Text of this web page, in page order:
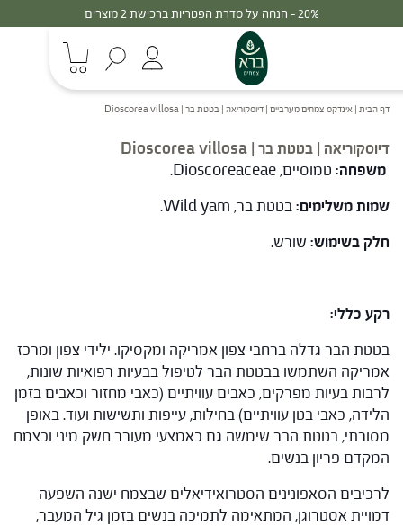
דף הבית | אינדקס צמחים מערביים | דיוסקוריאה | בטטת בר | Dioscorea villosa
דיוסקוריאה | בטטת בר | Dioscorea villosa
משפחה: טמוסיים, Dioscoreaceae.
שמות משלימים:בטטת בר, Wild yam.
חלק בשימוש: שורש.
רקע כללי:
בטטת הבר גדלה ברחבי צפון אמריקה ומקסיקו. ילידי צפון ומרכז
אמריקה השתמשו בבטטת הבר לטיפול בבעיות רפואיות שונות,
לרבות בעיות מפרקים, כאבים עוויתיים (כאבי מחזור וכאבים בזמן
הלידה, כאבי בטן עוויתיים) בחילות, עייפות ותשישות ועוד. באופן
מסורתי, בטטת הבר שימשה גם כאמצעי מעורר חשק מיני וכצמח
המקדם פריון בנשים.
לרכיבים הסאפונינים הסטרואידיאלים שבצמח ישנה השפעה
דמויית אסטרוגן, המתאימה לתמיכה בנשים בזמן גיל המעבר,